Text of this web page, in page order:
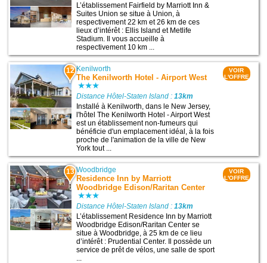
L’établissement Fairfield by Marriott Inn &
Suites Union se situe à Union, à
respectivement 22 km et 26 km de ces
lieux d’intérêt : Ellis Island et Metlife
Stadium. Il vous accueille à
respectivement 10 km ...
12 Kenilworth
The Kenilworth Hotel - Airport West
Distance Hôtel-Staten Island :13km
Installé à Kenilworth, dans le New Jersey,
l'hôtel The Kenilworth Hotel - Airport West
est un établissement non-fumeurs qui
bénéficie d'un emplacement idéal, à la fois
proche de l'animation de la ville de New
York tout ...
VOIR
L'OFFRE
13 Woodbridge
Residence Inn by Marriott
Woodbridge Edison/Raritan Center
Distance Hôtel-Staten Island :13km
L’établissement Residence Inn by Marriott
Woodbridge Edison/Raritan Center se
situe à Woodbridge, à 25 km de ce lieu
d’intérêt : Prudential Center. Il possède un
service de prêt de vélos, une salle de sport
...
VOIR
L'OFFRE